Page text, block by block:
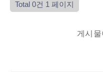
Total 0건 1 페이지
게시